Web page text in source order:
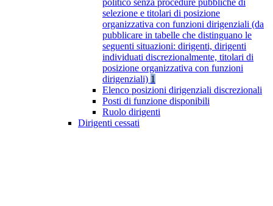
politico senza procedure pubbliche di
selezione e titolari di posizione
organizzativa con funzioni dirigenziali (da
pubblicare in tabelle che distinguano le
seguenti situazioni: dirigenti, dirigenti
individuati discrezionalmente, titolari di
posizione organizzativa con funzioni
dirigenziali) 1
Elenco posizioni dirigenziali discrezionali
Posti di funzione disponibili
Ruolo dirigenti
Dirigenti cessati